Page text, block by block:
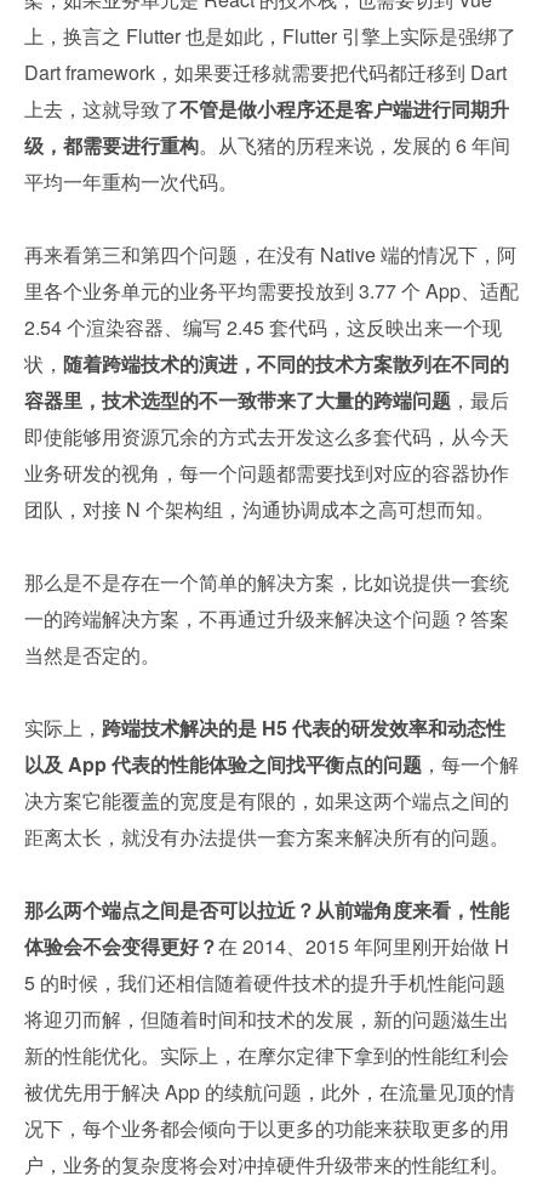
上，换言之 Flutter 也是如此，Flutter 引擎上实际是强绑了
Dart framework，如果要迁移就需要把代码都迁移到 Dart
上去，这就导致了不管是做小程序还是客户端进行同期升
级，都需要进行重构。从飞猪的历程来说，发展的 6 年间
平均一年重构一次代码。
再来看第三和第四个问题，在没有 Native 端的情况下，阿
里各个业务单元的业务平均需要投放到 3.77 个 App、适配
2.54 个渲染容器、编写 2.45 套代码，这反映出来一个现
状， 随着跨端技术的演进，不同的技术方案散列在不同的
容器里，技术选型的不一致带来了大量的跨端问题 ，最后
即使能够用资源冗余的方式去开发这么多套代码，从今天
业务研发的视角，每一个问题都需要找到对应的容器协作
团队，对接 N 个架构组，沟通协调成本之高可想而知。
那么是不是存在一个简单的解决方案，比如说提供一套统
一的跨端解决方案，不再通过升级来解决这个问题？答案
当然是否定的。
实际上， 跨端技术解决的是 H5 代表的研发效率和动态性
以及 App 代表的性能体验之间找平衡点的问题 ，每一个解
决方案它能覆盖的宽度是有限的，如果这两个端点之间的
距离太长，就没有办法提供一套方案来解决所有的问题。
那么两个端点之间是否可以拉近？从前端角度来看，性能
体验会不会变得更好？在 2014、2015 年阿里刚开始做 H
5 的时候，我们还相信随着硬件技术的提升手机性能问题
将迎刃而解，但随着时间和技术的发展，新的问题滋生出
新的性能优化。实际上，在摩尔定律下拿到的性能红利会
被优先用于解决 App 的续航问题，此外，在流量见顶的情
况下，每个业务都会倾向于以更多的功能来获取更多的用
户，业务的复杂度将会对冲掉硬件升级带来的性能红利。